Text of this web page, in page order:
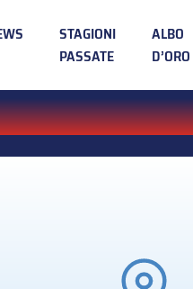
STAGIONI
PASSATE
ALBO
D’ORO